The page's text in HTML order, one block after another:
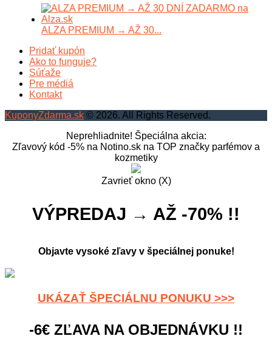
ALZA PREMIUM → AŽ 30...
Pridať kupón
Ako to funguje?
Súťaže
Pre médiá
Kontakt
KuponyZdarma.sk © 2026. All Rights Reserved.
Neprehliadnite! Špeciálna akcia:
Zľavový kód -5% na Notino.sk na TOP značky parfémov a
kozmetiky
Zavrieť okno (X)
VÝPREDAJ → AŽ -70% !!
Objavte vysoké zľavy v špeciálnej ponuke!
UKÁZAŤ ŠPECIÁLNU PONUKU >>>
-6€ ZĽAVA NA OBJEDNÁVKU !!